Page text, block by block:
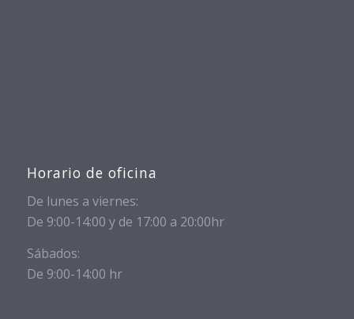
Horario de oficina
De lunes a viernes:
De 9:00-14:00 y de 17:00 a 20:00hr
Sábados:
De 9:00-14:00 hr